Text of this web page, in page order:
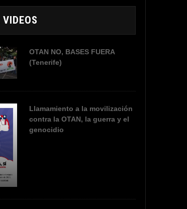
VIDEOS
OTAN NO, BASES FUERA
(Tenerife)
Llamamiento a la movilización
contra la OTAN, la guerra y el
genocidio